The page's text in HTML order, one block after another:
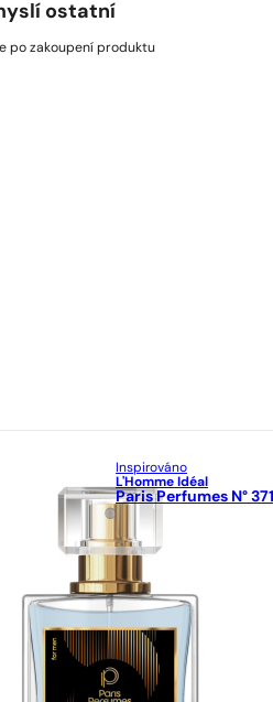
ostatní
po zakoupení produktu
Inspirováno
L'Homme Idéal
Paris Perfumes N°